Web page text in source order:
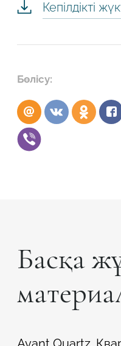
Кепілдікті
Бөлісу:
Басқа
Робот емес
Робот емес